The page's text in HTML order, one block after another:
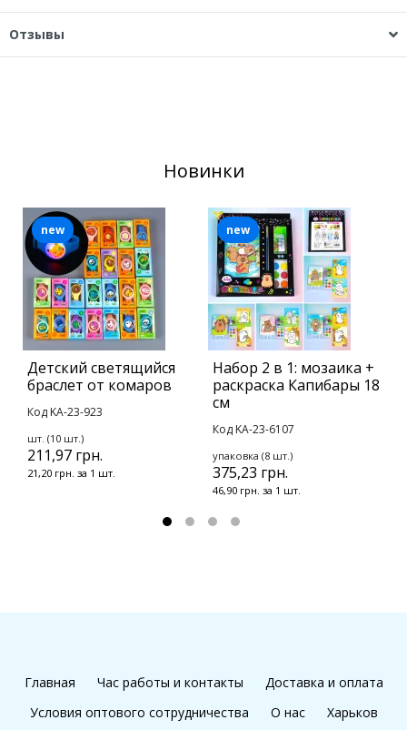
Отзывы
Новинки
Детский светящийся
браслет от комаров
Код KA-23-923
шт. (10 шт.)
211,97 грн.
21,20 грн. за 1 шт.
new
Набор 2 в 1: мозаика +
раскраска Капибары 18
см
Код KA-23-6107
упаковка (8 шт.)
375,23 грн.
46,90 грн. за 1 шт.
new
Главная Час работы и контакты
Доставка и оплата
Условия оптового сотрудничества
О нас Харьков